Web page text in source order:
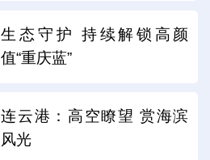
生态守护 持续解锁高颜
值“重庆蓝”
连云港：高空瞭望 赏海滨
风光